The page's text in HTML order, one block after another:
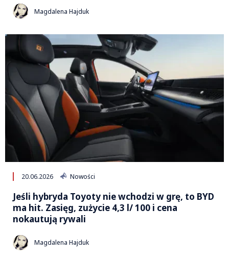
Magdalena Hajduk
20.06.2026 Nowości
Jeśli hybryda Toyoty nie wchodzi w grę, to BYD
ma hit. Zasięg, zużycie 4,3 l/ 100 i cena
nokautują rywali
Magdalena Hajduk